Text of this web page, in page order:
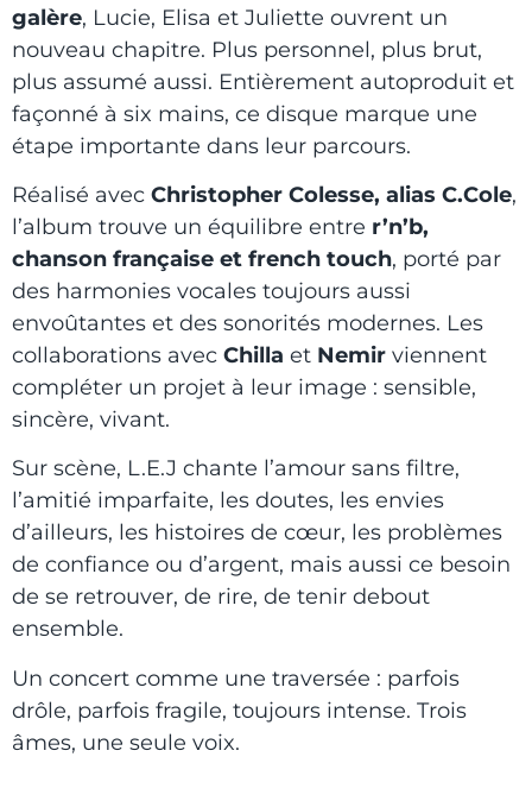
galère, Lucie, Elisa et Juliette ouvrent un
nouveau chapitre. Plus personnel, plus brut,
plus assumé aussi. Entièrement autoproduit et
façonné à six mains, ce disque marque une
étape importante dans leur parcours.
Réalisé avec Christopher Colesse, alias C.Cole,
l’album trouve un équilibre entre r’n’b,
chanson française et french touch, porté par
des harmonies vocales toujours aussi
envoûtantes et des sonorités modernes. Les
collaborations avec Chilla et Nemir viennent
compléter un projet à leur image : sensible,
sincère, vivant.
Sur scène, L.E.J chante l’amour sans filtre,
l’amitié imparfaite, les doutes, les envies
d’ailleurs, les histoires de cœur, les problèmes
de confiance ou d’argent, mais aussi ce besoin
de se retrouver, de rire, de tenir debout
ensemble.
Un concert comme une traversée : parfois
drôle, parfois fragile, toujours intense. Trois
âmes, une seule voix.